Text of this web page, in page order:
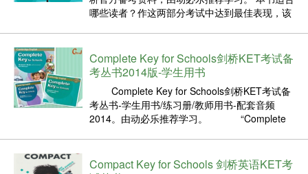
哪些读者？作这两部分考试中达到最佳表现，该
语一级考试，即KET考试（A2·语法...
Complete Key for Schools剑桥KET考试备
考丛书2014版-学生用书
Complete Key for Schools剑桥KET考试备
考丛书-学生用书/练习册/教师用书-配套音频
2014。由动必乐推荐学习。 “Complete
Compact Key for Schools 剑桥英语KET考